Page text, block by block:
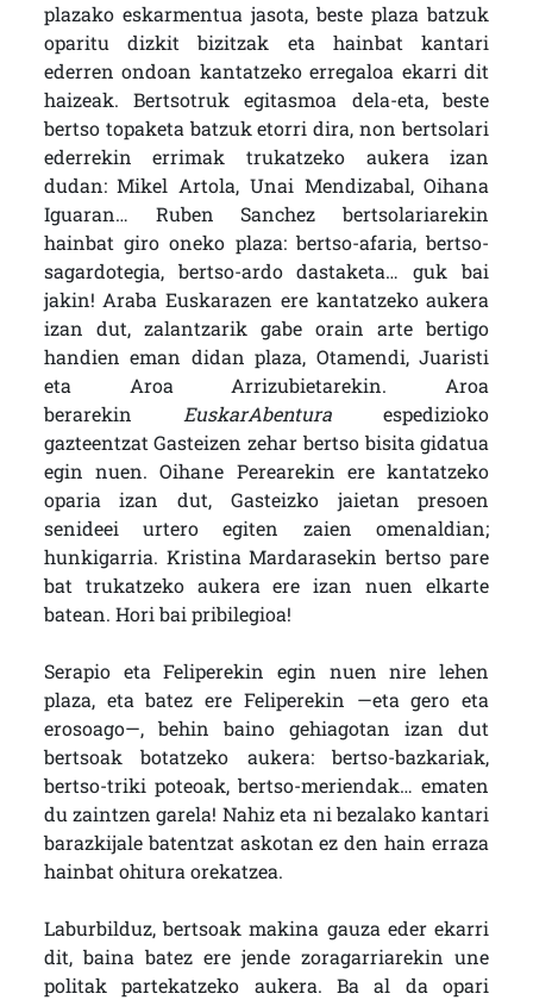
plazako eskarmentua jasota, beste plaza batzuk
oparitu dizkit bizitzak eta hainbat kantari
ederren ondoan kantatzeko erregaloa ekarri dit
haizeak. Bertsotruk egitasmoa dela-eta, beste
bertso topaketa batzuk etorri dira, non bertsolari
ederrekin errimak trukatzeko aukera izan
dudan: Mikel Artola, Unai Mendizabal, Oihana
Iguaran… Ruben Sanchez bertsolariarekin
hainbat giro oneko plaza: bertso-afaria, bertso-
sagardotegia, bertso-ardo dastaketa… guk bai
jakin! Araba Euskarazen ere kantatzeko aukera
izan dut, zalantzarik gabe orain arte bertigo
handien eman didan plaza, Otamendi, Juaristi
eta Aroa Arrizubietarekin. Aroa
berarekin EuskarAbentura espedizioko
gazteentzat Gasteizen zehar bertso bisita gidatua
egin nuen. Oihane Perearekin ere kantatzeko
oparia izan dut, Gasteizko jaietan presoen
senideei urtero egiten zaien omenaldian;
hunkigarria. Kristina Mardarasekin bertso pare
bat trukatzeko aukera ere izan nuen elkarte
batean. Hori bai pribilegioa!
Serapio eta Feliperekin egin nuen nire lehen
plaza, eta batez ere Feliperekin —eta gero eta
erosoago—, behin baino gehiagotan izan dut
bertsoak botatzeko aukera: bertso-bazkariak,
bertso-triki poteoak, bertso-meriendak… ematen
du zaintzen garela! Nahiz eta ni bezalako kantari
barazkijale batentzat askotan ez den hain erraza
hainbat ohitura orekatzea.
Laburbilduz, bertsoak makina gauza eder ekarri
dit, baina batez ere jende zoragarriarekin une
politak partekatzeko aukera. Ba al da opari